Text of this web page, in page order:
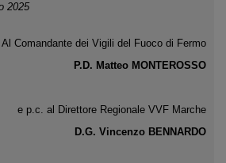
2025
Al Comandante dei Vigili del Fuoco di Fermo
P.D. Matteo MONTEROSSO
e p.c. al Direttore Regionale VVF Marche
D.G. Vincenzo BENNARDO